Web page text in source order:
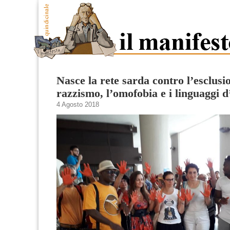
Nasce la rete sarda contro
razzismo, l’omofobia e i linguaggi
4 Agosto 2018